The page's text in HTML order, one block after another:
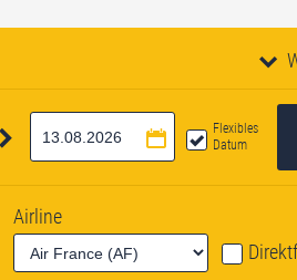
Flexibles
Datum
Airline